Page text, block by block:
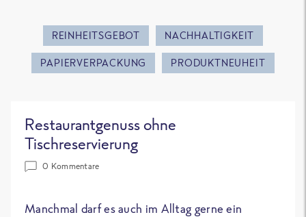
REINHEITSGEBOT NACHHALTIGKEIT
PAPIERVERPACKUNG PRODUKTNEUHEIT
Restaurantgenuss ohne
Tischreservierung
0 Kommentare
Manchmal darf es auch im Alltag gerne ein